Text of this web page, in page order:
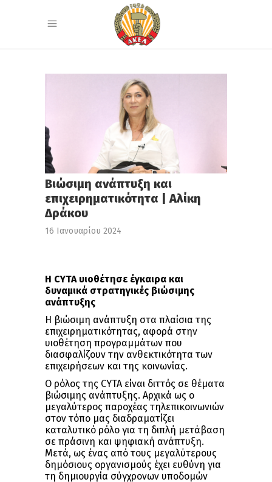
Βιώσιμη ανάπτυξη και
επιχειρηματικότητα | Αλίκη
Δράκου
16 Ιανουαρίου 2024
Η CYTAυιοθέτησε έγκαιρα και
δυναμικά στρατηγικές βιώσιμης
ανάπτυξης
Η βιώσιμη ανάπτυξη στα πλαίσια της
επιχειρηματικότητας, αφορά στην
υιοθέτηση προγραμμάτων που
διασφαλίζουν την ανθεκτικότητα των
επιχειρήσεων και της κοινωνίας.
Ο ρόλος της CYTA είναι διττός σε θέματα
βιώσιμης ανάπτυξης. Αρχικά ως ο
μεγαλύτερος παροχέας τηλεπικοινωνιών
στον τόπο μας διαδραματίζει
καταλυτικό ρόλο για τη διπλή μετάβαση
σε πράσινη και ψηφιακή ανάπτυξη.
Μετά, ως ένας από τους μεγαλύτερους
δημόσιους οργανισμούς έχει ευθύνη για
τη δημιουργία σύγχρονων υποδομών